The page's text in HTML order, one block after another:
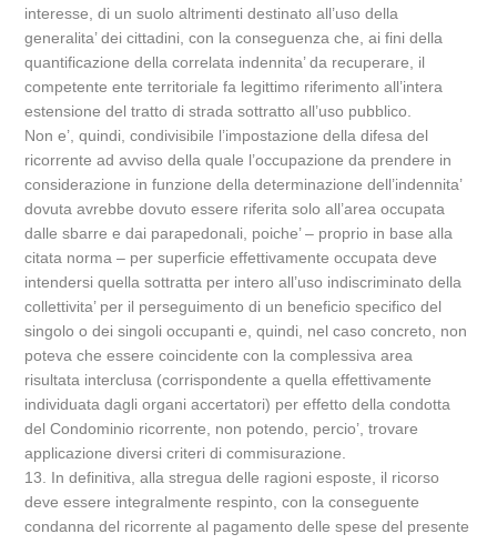
interesse, di un suolo altrimenti destinato all’uso della
generalita’ dei cittadini, con la conseguenza che, ai fini della
quantificazione della correlata indennita’ da recuperare, il
competente ente territoriale fa legittimo riferimento all’intera
estensione del tratto di strada sottratto all’uso pubblico.
Non e’, quindi, condivisibile l’impostazione della difesa del
ricorrente ad avviso della quale l’occupazione da prendere in
considerazione in funzione della determinazione dell’indennita’
dovuta avrebbe dovuto essere riferita solo all’area occupata
dalle sbarre e dai parapedonali, poiche’ – proprio in base alla
citata norma – per superficie effettivamente occupata deve
intendersi quella sottratta per intero all’uso indiscriminato della
collettivita’ per il perseguimento di un beneficio specifico del
singolo o dei singoli occupanti e, quindi, nel caso concreto, non
poteva che essere coincidente con la complessiva area
risultata interclusa (corrispondente a quella effettivamente
individuata dagli organi accertatori) per effetto della condotta
del Condominio ricorrente, non potendo, percio’, trovare
applicazione diversi criteri di commisurazione.
13. In definitiva, alla stregua delle ragioni esposte, il ricorso
deve essere integralmente respinto, con la conseguente
condanna del ricorrente al pagamento delle spese del presente